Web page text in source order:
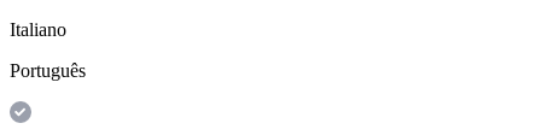
Italiano
Português